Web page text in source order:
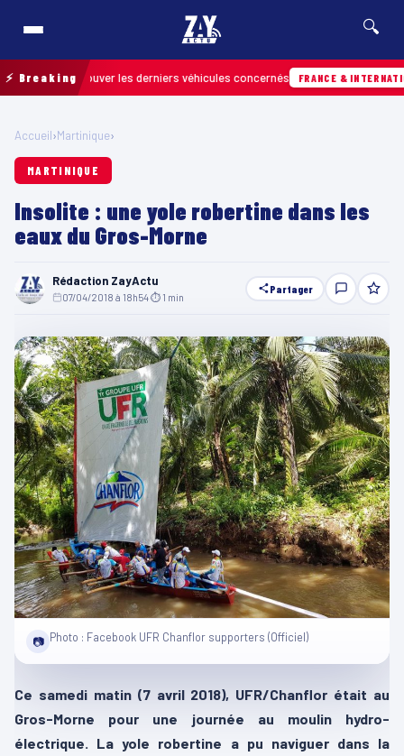
🔍
⚡ Breaking
retrouver les derniers véhicules concernés FRANCE & INTERNATIONALE
Accueil›Martinique›
MARTINIQUE
Insolite : une yole robertine dans les
eaux du Gros-Morne
Rédaction ZayActu
07/04/2018 à 18h54⏱ 1 min
Partager
📷 Photo : Facebook UFR Chanflor supporters (Officiel)
Ce samedi matin (7 avril 2018), UFR/Chanflor était au
Gros-Morne pour une journée au moulin hydro-
électrique. La yole robertine a pu naviguer dans la